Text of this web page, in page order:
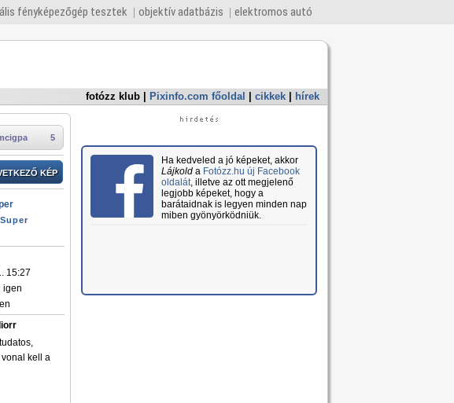
fényképezőgép tesztek objektív adatbázis elektromos autó
fotózz klub Pixinfo.com főoldal cikkek hírek
5
KÉP
15:27
igen
kell a
Ha kedveled a jó képeket, akkor
Lájkolda Fotózz.hu új Facebook
oldalát, illetve az ott megjelenő
legjobb képeket, hogy a
barátaidnak is legyen minden nap
miben gyönyörködniük.